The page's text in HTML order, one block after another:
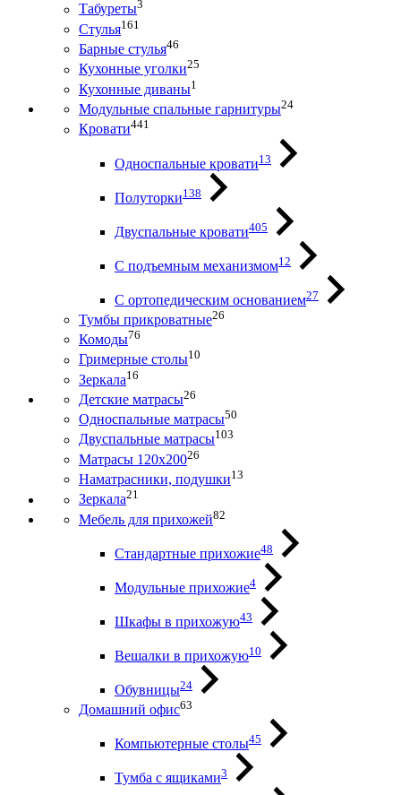
Табуреты3
Стулья161
Барные стулья46
Кухонные уголки25
Кухонные диваны1
Модульные спальные гарнитуры24
Кровати441
Односпальные кровати13
Полуторки138
Двуспальные кровати405
С подъемным механизмом12
С ортопедическим основанием27
Тумбы прикроватные26
Комоды76
Гримерные столы10
Зеркала16
Детские матрасы26
Односпальные матрасы50
Двуспальные матрасы103
Матрасы 120х20026
Наматрасники, подушки13
Зеркала21
Мебель для прихожей82
Стандартные прихожие48
Модульные прихожие4
Шкафы в прихожую43
Вешалки в прихожую10
Обувницы24
Домашний офис63
Компьютерные столы45
Тумба с ящиками3